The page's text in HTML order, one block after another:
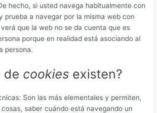
hecho, si usted navega habitualmente con
prueba a navegar por la misma web con
que la web no se da cuenta que es
porque en realidad está asociando al
persona.
de cookies existen?
Son las más elementales y permiten,
saber cuándo está navegando un